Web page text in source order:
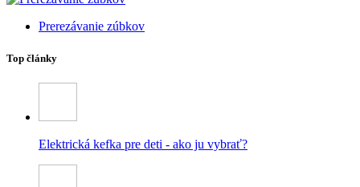
Prerezávanie zúbkov
Top články
Elektrická kefka pre deti - ako ju vybrať?